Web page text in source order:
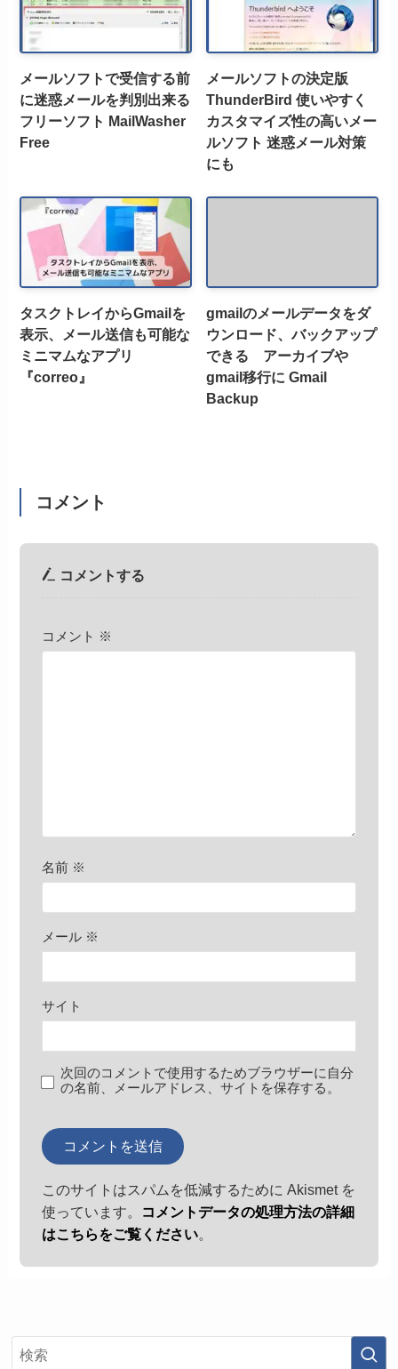
メールソフトで受信する前
に迷惑メールを判別出来る
フリーソフト MailWasher
Free
メールソフトの決定版
ThunderBird 使いやすく
カスタマイズ性の高いメー
ルソフト 迷惑メール対策
にも
タスクトレイからGmailを
表示、メール送信も可能な
ミニマムなアプリ
『correo』
gmailのメールデータをダ
ウンロード、バックアップ
できる アーカイブや
gmail移行に Gmail
Backup
コメント
コメントする
コメント ※
名前 ※
メール ※
サイト
次回のコメントで使用するためブラウザーに自分
の名前、メールアドレス、サイトを保存する。
このサイトはスパムを低減するために Akismet を
使っています。
コメントデータの処理方法の詳細
はこちらをご覧ください。